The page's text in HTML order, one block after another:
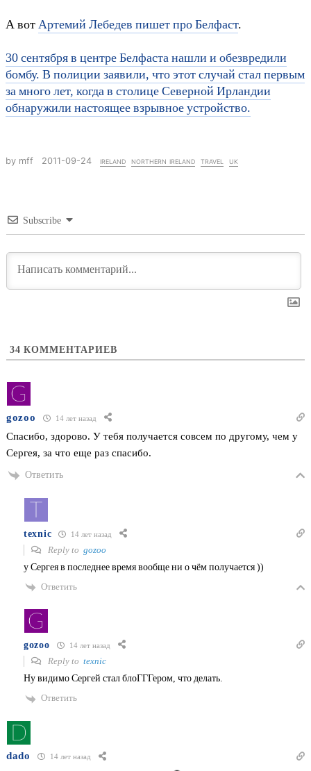
А вотАртемий Лебедев пишет про Белфаст.
30 сентября в центре Белфаста нашли и обезвредили
бомбу. В полиции заявили, что этот случай стал первым
за много лет, когда в столице Северной Ирландии
обнаружили настоящее взрывное устройство.
by mff 2011-09-24 ireland northern ireland travel uk
Subscribe
34 КОММЕНТАРИЕВ
gozoo 14 лет назад
Спасибо, здорово. У тебя получается совсем по другому, чем у
Сергея, за что еще раз спасибо.
Ответить
texnic 14 лет назад
Reply to gozoo
у Сергея в последнее время вообще ни о чём получается ))
Ответить
gozoo 14 лет назад
Reply to texnic
Ну видимо Сергей стал блоГГГером, что делать.
Ответить
dado 14 лет назад